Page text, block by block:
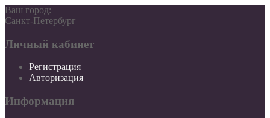
Ваш город:
Санкт-Петербург
Личный кабинет
Регистрация
Авторизация
Информация